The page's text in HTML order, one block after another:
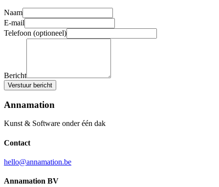
Naam
E-mail
Telefoon (optioneel)
Bericht
Verstuur bericht
Annamation
Kunst & Software onder één dak
Contact
hello@annamation.be
Annamation BV